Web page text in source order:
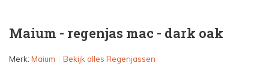
Maium - regenjas mac - dark oak
Merk: Maium Bekijk alles Regenjassen